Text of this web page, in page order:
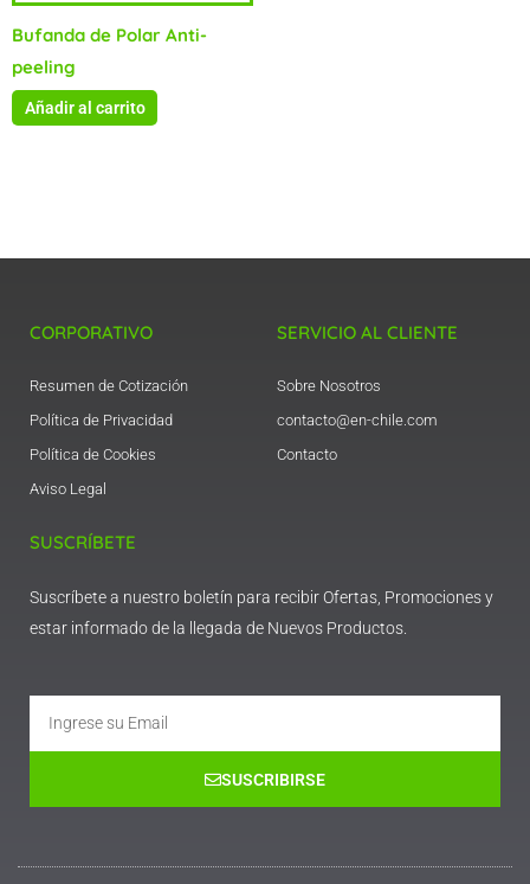
Bufanda de Polar Anti-
peeling
Añadir al carrito
CORPORATIVO
Resumen de Cotización
Política de Privacidad
Política de Cookies
Aviso Legal
SERVICIO AL CLIENTE
Sobre Nosotros
contacto@en-chile.com
Contacto
SUSCRÍBETE
Suscríbete a nuestro boletín para recibir Ofertas, Promociones y
estar informado de la llegada de Nuevos Productos.
SUSCRIBIRSE